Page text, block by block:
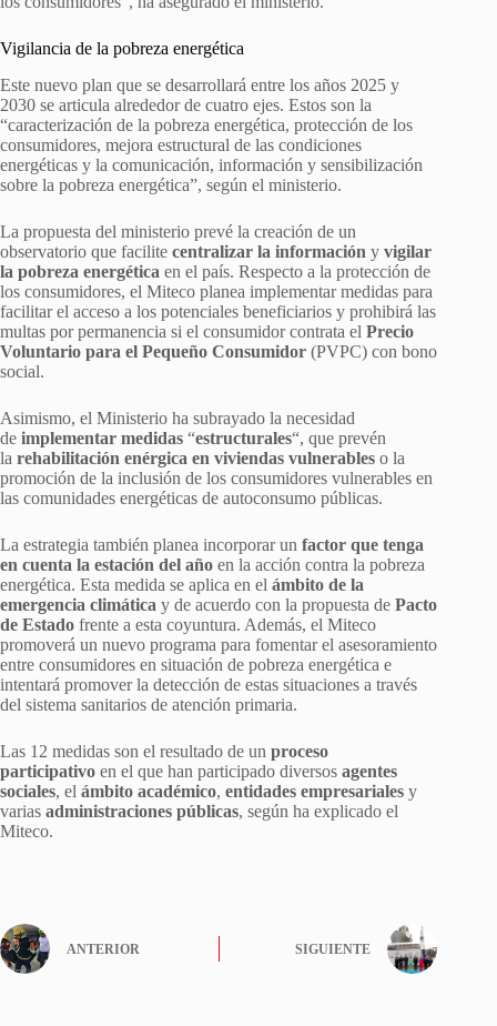
Vigilancia de la pobreza energética
Este nuevo plan que se desarrollará entre los años 2025 y
2030 se articula alrededor de cuatro ejes. Estos son la
“caracterización de la pobreza energética, protección de los
consumidores, mejora estructural de las condiciones
energéticas y la comunicación, información y sensibilización
sobre la pobreza energética”, según el ministerio.
La propuesta del ministerio prevé la creación de un
observatorio que facilite centralizar la información y vigilar
la pobreza energética en el país. Respecto a la protección de
los consumidores, el Miteco planea implementar medidas para
facilitar el acceso a los potenciales beneficiarios y prohibirá las
multas por permanencia si el consumidor contrata el Precio
Voluntario para el Pequeño Consumidor (PVPC) con bono
social.
Asimismo, el Ministerio ha subrayado la necesidad
de implementar medidas “estructurales“, que prevén
la rehabilitación enérgica en viviendas vulnerables o la
promoción de la inclusión de los consumidores vulnerables en
las comunidades energéticas de autoconsumo públicas.
La estrategia también planea incorporar un factor que tenga
en cuenta la estación del año en la acción contra la pobreza
energética. Esta medida se aplica en el ámbito de la
emergencia climática y de acuerdo con la propuesta de Pacto
de Estado frente a esta coyuntura. Además, el Miteco
promoverá un nuevo programa para fomentar el asesoramiento
entre consumidores en situación de pobreza energética e
intentará promover la detección de estas situaciones a través
del sistema sanitarios de atención primaria.
Las 12 medidas son el resultado de un proceso
participativo en el que han participado diversos agentes
sociales, el ámbito académico, entidades empresariales y
varias administraciones públicas, según ha explicado el
Miteco.
ANTERIOR SIGUIENTE